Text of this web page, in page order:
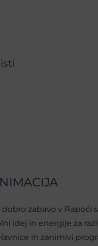
dobro zabavo v Rapoći
idej in energije za
in zanimivi